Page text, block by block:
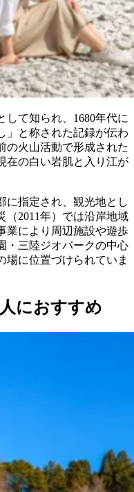
して知られ、1680年代に
」と称された記録が伝わ
の火山活動で形成された
在の白い岩肌と入り江が
に指定され、観光地とし
（2011年）では沿岸地域
業により周辺施設や遊歩
・三陸ジオパークの中心
場に位置づけられていま
におすすめ